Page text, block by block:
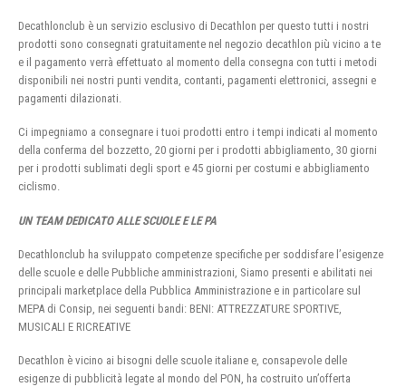
Decathlonclub è un servizio esclusivo di Decathlon per questo tutti i nostri
prodotti sono consegnati gratuitamente nel negozio decathlon più vicino a te
e il pagamento verrà effettuato al momento della consegna con tutti i metodi
disponibili nei nostri punti vendita, contanti, pagamenti elettronici, assegni e
pagamenti dilazionati.
Ci impegniamo a consegnare i tuoi prodotti entro i tempi indicati al momento
della conferma del bozzetto, 20 giorni per i prodotti abbigliamento, 30 giorni
per i prodotti sublimati degli sport e 45 giorni per costumi e abbigliamento
ciclismo.
UN TEAM DEDICATO ALLE SCUOLE E LE PA
Decathlonclub ha sviluppato competenze specifiche per soddisfare l’esigenze
delle scuole e delle Pubbliche amministrazioni, Siamo presenti e abilitati nei
principali marketplace della Pubblica Amministrazione e in particolare sul
MEPA di Consip, nei seguenti bandi: BENI: ATTREZZATURE SPORTIVE,
MUSICALI E RICREATIVE
Decathlon è vicino ai bisogni delle scuole italiane e, consapevole delle
esigenze di pubblicità legate al mondo del PON, ha costruito un’offerta